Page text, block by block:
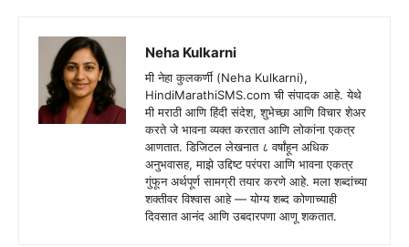
Neha Kulkarni
मी नेहा कुलकर्णी (Neha Kulkarni),
HindiMarathiSMS.com ची संपादक आहे. येथे
मी मराठी आणि हिंदी संदेश, शुभेच्छा आणि विचार शेअर
करते जे भावना व्यक्त करतात आणि लोकांना एकत्र
आणतात. डिजिटल लेखनात ८ वर्षांहून अधिक
अनुभवासह, माझे उद्दिष्ट परंपरा आणि भावना एकत्र
गुंफून अर्थपूर्ण सामग्री तयार करणे आहे. मला शब्दांच्या
शक्तीवर विश्वास आहे — योग्य शब्द कोणाच्याही
दिवसात आनंद आणि उबदारपणा आणू शकतात.